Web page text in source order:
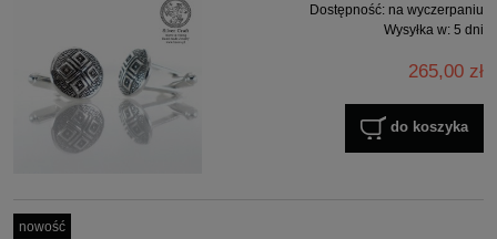
Dostępność: na wyczerpaniu
Wysyłka w: 5 dni
265,00 zł
do koszyka
nowość